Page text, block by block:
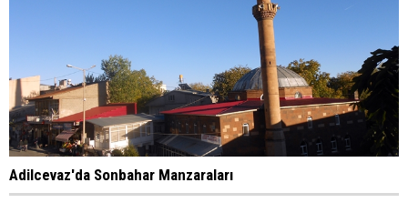
Adilcevaz'da Sonbahar Manzaraları